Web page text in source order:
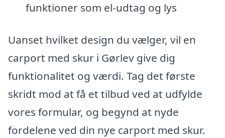
funktioner som el-udtag og lys
Uanset hvilket design du vælger, vil en
carport med skur i Gørlev give dig
funktionalitet og værdi. Tag det første
skridt mod at få et tilbud ved at udfylde
vores formular, og begynd at nyde
fordelene ved din nye carport med skur.